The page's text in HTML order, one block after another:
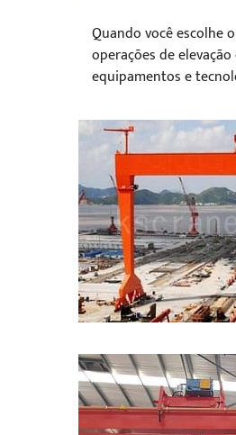
Quando você escolhe
operações de
equipamentos e